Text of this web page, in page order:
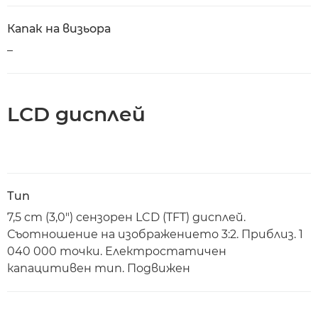
Капак на визьора
–
LCD дисплей
Тип
7,5 cm (3,0") сензорен LCD (TFT) дисплей.
Съотношение на изображението 3:2. Приблиз. 1
040 000 точки. Електростатичен
капацитивен тип. Подвижен